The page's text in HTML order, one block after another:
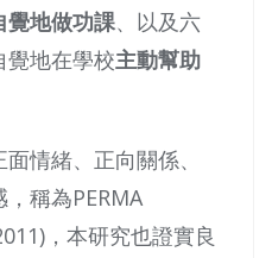
覺地做功課、以及六
覺地在學校主動幫助
情緒、正向關係、
稱為PERMA
，本研究也證實良